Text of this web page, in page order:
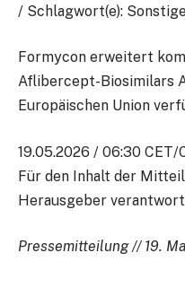
/ Schlagwort(e):
Formycon erweitert
Aflibercept-Biosimilars
Europäischen Union
19.05.2026 / 06:30 CET/
Für den Inhalt der
Herausgeber
Pressemitteilung // 19.